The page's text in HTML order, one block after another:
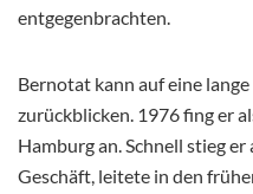
entgegenbrachten.
Bernotat kann auf eine
zurückblicken. 1976 fing er
Hamburg an. Schnell stieg
Geschäft, leitete in den